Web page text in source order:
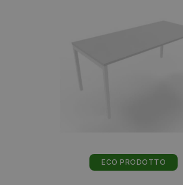
ECO PRODOTTO